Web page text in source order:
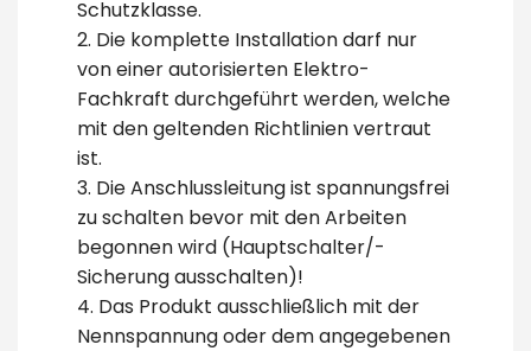
Schutzklasse.
2. Die komplette Installation darf nur
von einer autorisierten Elektro-
Fachkraft durchgeführt werden, welche
mit den geltenden Richtlinien vertraut
ist.
3. Die Anschlussleitung ist spannungsfrei
zu schalten bevor mit den Arbeiten
begonnen wird (Hauptschalter/-
Sicherung ausschalten)!
4. Das Produkt ausschließlich mit der
Nennspannung oder dem angegebenen